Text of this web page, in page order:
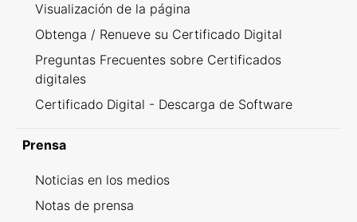
Visualización de la página
Obtenga / Renueve su Certificado Digital
Preguntas Frecuentes sobre Certificados
digitales
Certificado Digital - Descarga de Software
Prensa
Noticias en los medios
Notas de prensa